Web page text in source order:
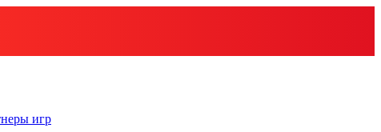
игр